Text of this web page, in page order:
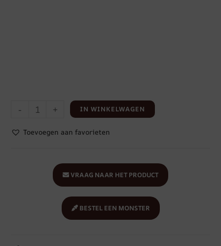
- + IN WINKELWAGEN
Toevoegen aan favorieten
BESTEL EEN MONSTER
VRAAG NAAR HET PRODUCT